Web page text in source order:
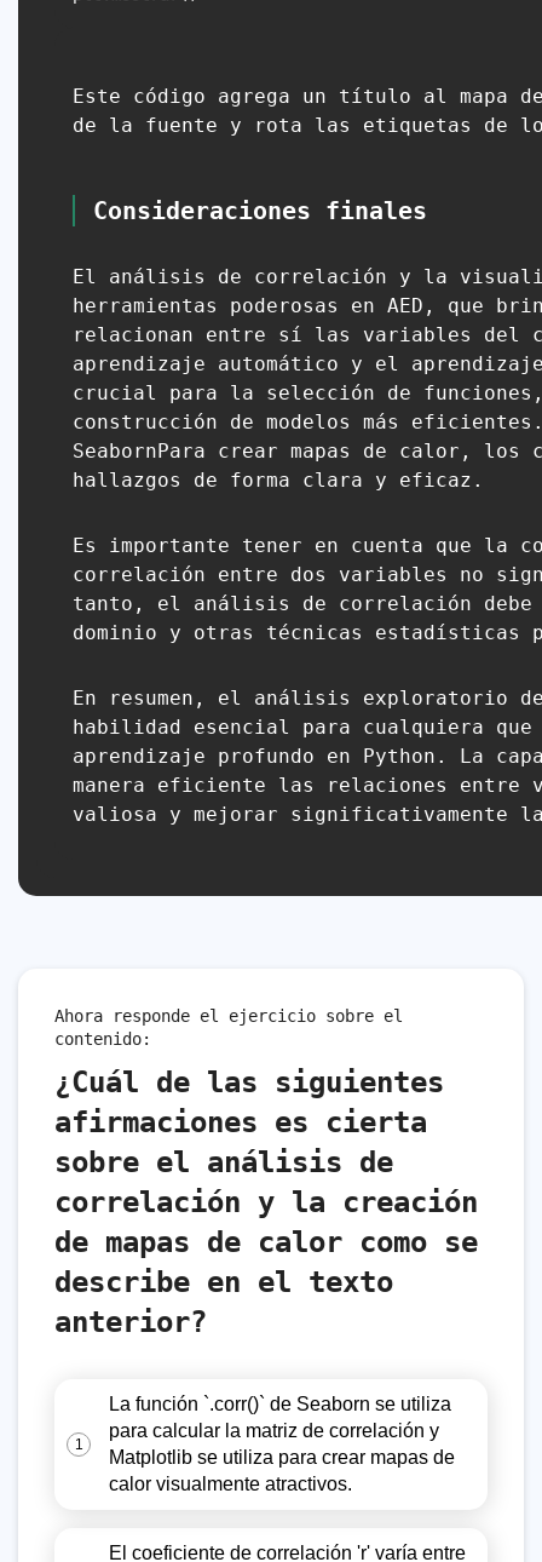
Este código agrega un título al mapa
de la fuente y rota las etiquetas de
Consideraciones finales
El análisis de correlación y la
herramientas poderosas en AED, que
relacionan entre sí las variables del
aprendizaje automático y el
crucial para la selección de
construcción de modelos más
SeabornPara crear mapas de calor,
hallazgos de forma clara y eficaz.
Es importante tener en cuenta que la
correlación entre dos variables no
tanto, el análisis de correlación debe
dominio y otras técnicas estadísticas
En resumen, el análisis exploratorio
habilidad esencial para cualquiera
aprendizaje profundo en Python. La
manera eficiente las relaciones entre
valiosa y mejorar significativamente
Ahora responde el ejercicio sobre el
contenido:
¿Cuál de las siguientes
afirmaciones es cierta
sobre el análisis de
correlación y la creación
de mapas de calor como se
describe en el texto
anterior?
1
La función `.corr()` de Seaborn se utiliza
para calcular la matriz de correlación y
Matplotlib se utiliza para crear mapas de
calor visualmente atractivos.
El coeficiente de correlación 'r' varía entre